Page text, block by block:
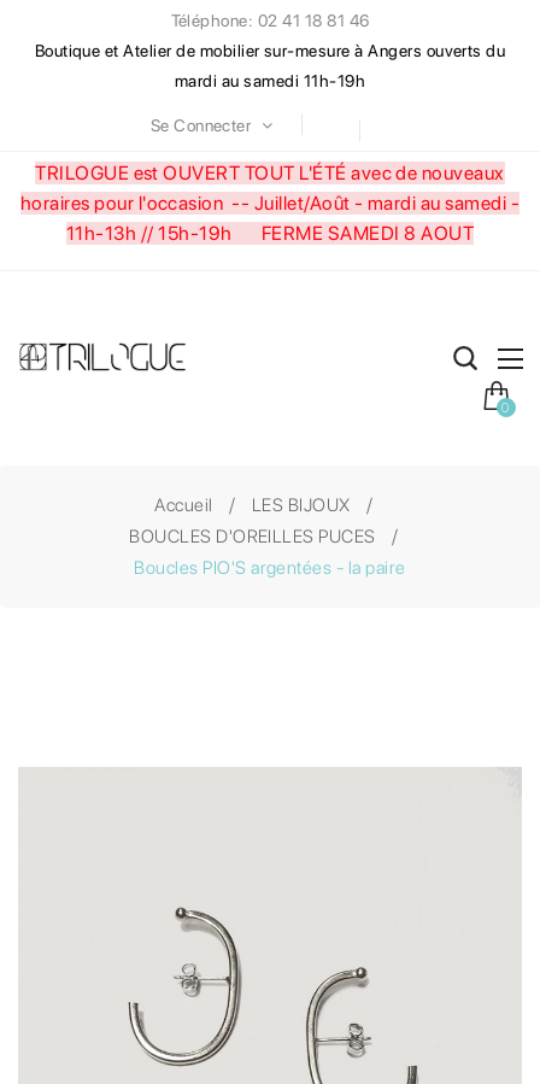
Téléphone: 02 41 18 81 46
Boutique et Atelier de mobilier sur-mesure à Angers ouverts du
mardi au samedi 11h-19h
Se Connecter
TRILOGUE est OUVERT TOUT L'ÉTÉ avec de nouveaux
horaires pour l'occasion -- Juillet/Août - mardi au samedi -
11h-13h // 15h-19h FERME SAMEDI 8 AOUT
0
Accueil
LES BIJOUX
BOUCLES D'OREILLES PUCES
Boucles PIO'S argentées - la paire